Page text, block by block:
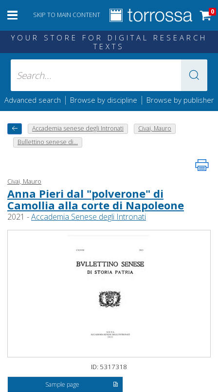
SKIP TO MAIN CONTENT 0
YOUR STORE FOR DIGITAL RESEARCH
TEXTS
Advanced search | Browse by discipline | Browse by publisher
Accademia senese degli Intronati
Civai, Mauro
Bullettino senese di...
Civai, Mauro
Anna Pieri dal "polverone" di
Camollia alla corte di Napoleone
2021 -Accademia Senese degli Intronati
ID: 5317318
Sample page